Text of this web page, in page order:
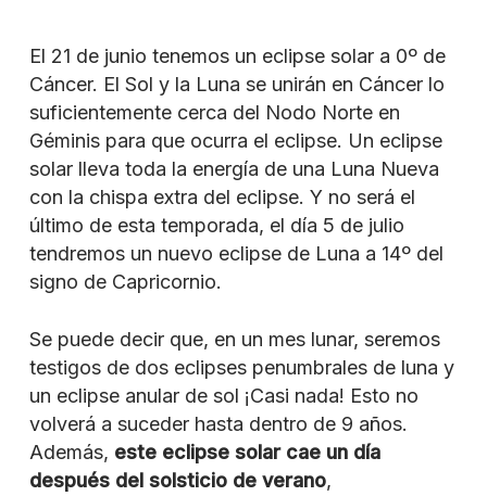
El 21 de junio tenemos un eclipse solar a 0º de
Cáncer. El Sol y la Luna se unirán en Cáncer lo
suficientemente cerca del Nodo Norte en
Géminis para que ocurra el eclipse. Un eclipse
solar lleva toda la energía de una Luna Nueva
con la chispa extra del eclipse. Y no será el
último de esta temporada, el día 5 de julio
tendremos un nuevo eclipse de Luna a 14º del
signo de Capricornio.
Se puede decir que, en un mes lunar, seremos
testigos de dos eclipses penumbrales de luna y
un eclipse anular de sol ¡Casi nada! Esto no
volverá a suceder hasta dentro de 9 años.
Además, este eclipse solar cae un día
después del solsticio de verano,